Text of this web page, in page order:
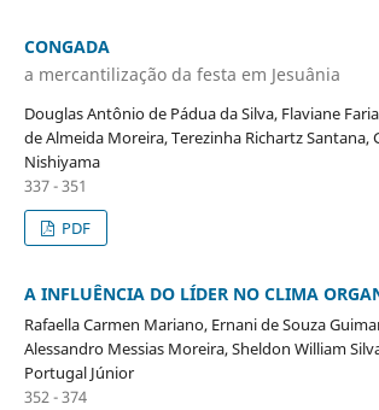
CONGADA
a mercantilização da festa em Jesuânia
Douglas Antônio de Pádua da Silva, Flaviane
de Almeida Moreira, Terezinha Richartz Santana,
Nishiyama
337 - 351
PDF
A INFLUÊNCIA DO LÍDER NO CLIMA
Rafaella Carmen Mariano, Ernani de Souza
Alessandro Messias Moreira, Sheldon William
Portugal Júnior
352 - 374